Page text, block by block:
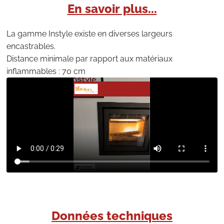
En savoir plus...
La gamme Instyle existe en diverses largeurs
encastrables.
Distance minimale par rapport aux matériaux
inflammables : 70 cm
Données techniques